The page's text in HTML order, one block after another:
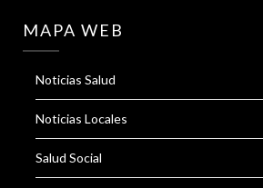
MAPA WEB
Noticias Salud
Noticias Locales
Salud Social